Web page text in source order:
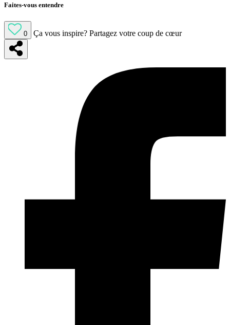
Faites-vous entendre
0 Ça vous inspire? Partagez votre coup de cœur